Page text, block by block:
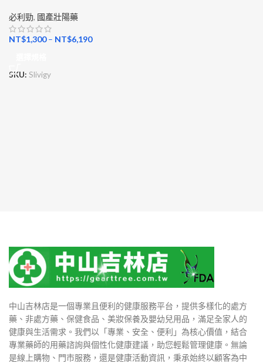
必利勁, 國產壯陽藥
NT$1,300– NT$6,190
SKU: Slivigy
中山吉林店是一個專業且便利的健康服務平台，提供多樣化的處方
藥、非處方藥、保健食品、美妝保養及嬰幼兒用品，滿足全家人的
健康與生活需求。我們以「專業、安全、便利」為核心價值，結合
專業藥師的用藥諮詢與個性化健康建議，助您輕鬆管理健康。無論
是線上購物、門市服務，還是健康活動資訊，秉承始終以顧客為中